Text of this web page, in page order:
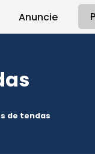
Anuncie
de tendas